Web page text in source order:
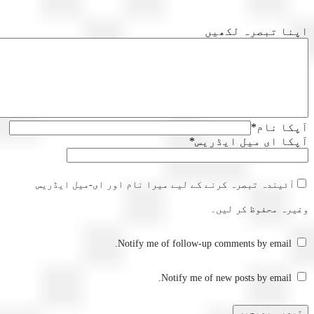
تبصرہ لکھیں
نام
*
ای میل ایڈریس *
آئیندہ تبصرہ کرنے کے لیے میرا نام اور ای-میل ایڈریس
محفوظ کر لیں۔
Notify me of follow-up comments by email.
Notify me of new posts by email.